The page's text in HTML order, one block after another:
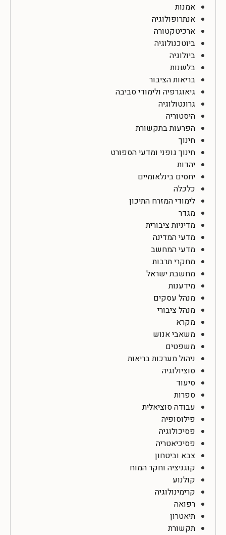
אמנות
אנתרופולוגיה
ארכיטקטורה
ביוטכנולוגיה
ביולוגיה
בלשנות
בריאות הציבור
גיאוגרפיה ולימודי סביבה
גרונטולוגיה
היסטוריה
הפרעות בתקשורת
חינוך
חינוך גופני ומדעי הספורט
יהדות
יחסים בינלאומיים
כלכלה
לימודי המזרח התיכון
מגדר
מדיניות ציבורית
מדעי המדינה
מדעי המחשב
מחקרי תרבות
מחשבת ישראל
מידענות
מנהל עסקים
מנהל ציבורי
מקרא
משאבי אנוש
משפטים
ניהול מערכות בריאות
סוציולוגיה
סיעוד
ספרות
עבודה סוציאלית
פילוסופיה
פסיכולוגיה
פסיכיאטריה
צבא וביטחון
קוגניציה וחקר המוח
קולנוע
קרימינולוגיה
רפואה
תיאטרון
תקשורת